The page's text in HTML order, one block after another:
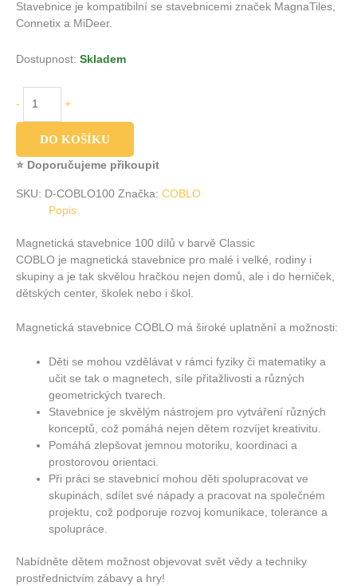
Stavebnice je kompatibilní se stavebnicemi značek MagnaTiles,
Connetix a MiDeer.
Dostupnost: Skladem
- +
DO KOŠÍKU
⭐ Doporučujeme přikoupit
SKU: D-COBLO100 Značka: COBLO
Popis
Magnetická stavebnice 100 dílů v barvě Classic
COBLO je magnetická stavebnice pro malé i velké, rodiny i
skupiny a je tak skvělou hračkou nejen domů, ale i do herniček,
dětských center, školek nebo i škol.
Magnetická stavebnice COBLO má široké uplatnění a možnosti:
Děti se mohou vzdělávat v rámci fyziky či matematiky a
učit se tak o magnetech, síle přitažlivosti a různých
geometrických tvarech.
Stavebnice je skvělým nástrojem pro vytváření různých
konceptů, což pomáhá nejen dětem rozvíjet kreativitu.
Pomáhá zlepšovat jemnou motoriku, koordinaci a
prostorovou orientaci.
Při práci se stavebnicí mohou děti spolupracovat ve
skupinách, sdílet své nápady a pracovat na společném
projektu, což podporuje rozvoj komunikace, tolerance a
spolupráce.
Nabídněte dětem možnost objevovat svět vědy a techniky
prostřednictvím zábavy a hry!